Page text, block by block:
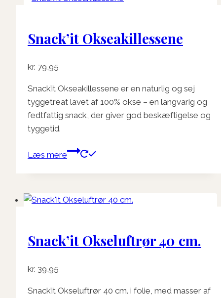
Snack’it Okseakillessene
kr. 79,95
Snack’it Okseakillessene er en naturlig og sej
tyggetreat lavet af 100% okse – en langvarig og
fedtfattig snack, der giver god beskæftigelse og
tyggetid.
Læs mere
Snack’it Okseluftrør 40 cm.
kr. 39,95
Snack’it Okseluftrør 40 cm. i folie, med masser af